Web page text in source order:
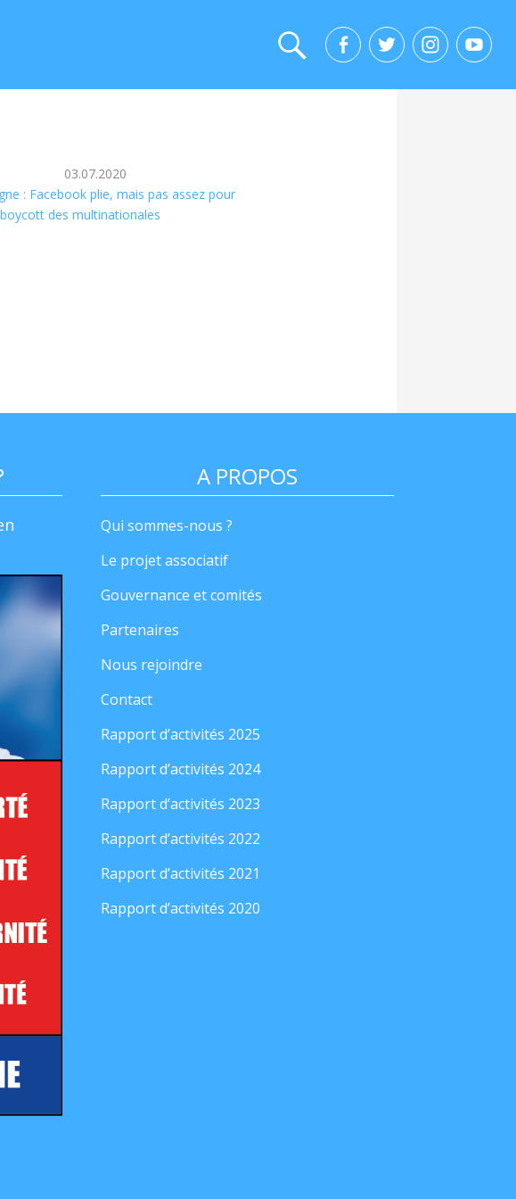
03.07.2020
: Facebook plie, mais pas assez pour
des multinationales
A PROPOS
Qui sommes-nous ?
Le projet associatif
Gouvernance et comités
Partenaires
Nous rejoindre
Contact
Rapport d’activités 2025
Rapport d’activités 2024
Rapport d’activités 2023
Rapport d’activités 2022
Rapport d’activités 2021
Rapport d’activités 2020